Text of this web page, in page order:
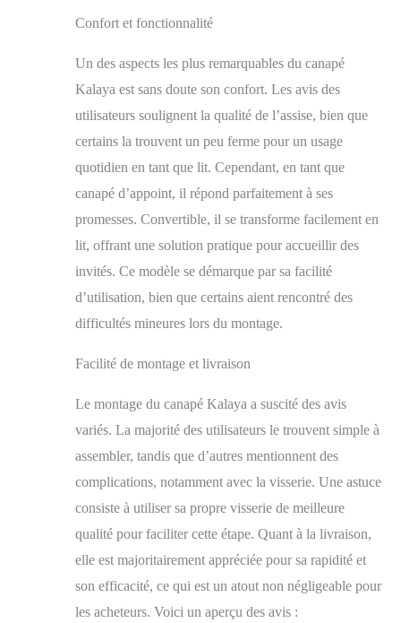
Confort et fonctionnalité
Un des aspects les plus remarquables du canapé
Kalaya est sans doute son confort. Les avis des
utilisateurs soulignent la qualité de l’assise, bien que
certains la trouvent un peu ferme pour un usage
quotidien en tant que lit. Cependant, en tant que
canapé d’appoint, il répond parfaitement à ses
promesses. Convertible, il se transforme facilement en
lit, offrant une solution pratique pour accueillir des
invités. Ce modèle se démarque par sa facilité
d’utilisation, bien que certains aient rencontré des
difficultés mineures lors du montage.
Facilité de montage et livraison
Le montage du canapé Kalaya a suscité des avis
variés. La majorité des utilisateurs le trouvent simple à
assembler, tandis que d’autres mentionnent des
complications, notamment avec la visserie. Une astuce
consiste à utiliser sa propre visserie de meilleure
qualité pour faciliter cette étape. Quant à la livraison,
elle est majoritairement appréciée pour sa rapidité et
son efficacité, ce qui est un atout non négligeable pour
les acheteurs. Voici un aperçu des avis :